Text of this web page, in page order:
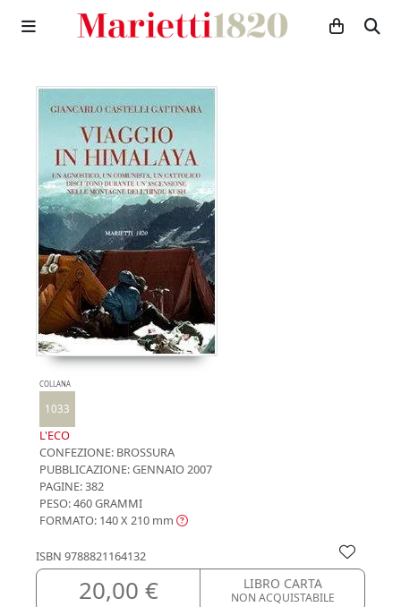
COLLANA
1033
L'ECO
CONFEZIONE: BROSSURA
PUBBLICAZIONE:GENNAIO 2007
PAGINE: 382
PESO: 460 GRAMMI
FORMATO: 140 X 210 mm
ISBN 9788821164132
20,00 € LIBRO CARTA
NON ACQUISTABILE